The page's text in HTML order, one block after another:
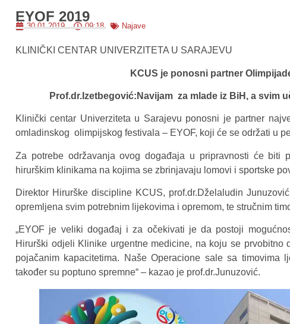
EYOF 2019
30.01.2019. 09:18 Najave
KLINIČKI CENTAR UNIVERZITETA U SARAJEVU
KCUS je ponosni partner
Prof.dr.Izetbegović:Navijam za mlade iz BiH, a svim
Klinički centar Univerziteta u Sarajevu ponosni je partner
omladinskog olimpijskog festivala – EYOF, koji će se održati u
Za potrebe održavanja ovog događaja u pripravnosti će biti
hirurškim klinikama na kojima se zbrinjavaju lomovi i sportske
Direktor Hirurške discipline KCUS, prof.dr.Dželaludin
opremljena svim potrebnim lijekovima i opremom, te stručnim
„EYOF je veliki događaj i za očekivati je da postoji
Hirurški odjeli Klinike urgentne medicine, na koju se
pojačanim kapacitetima. Naše Operacione sale sa timovima
također su poptuno spremne“ – kazao je prof.dr.Junuzović.